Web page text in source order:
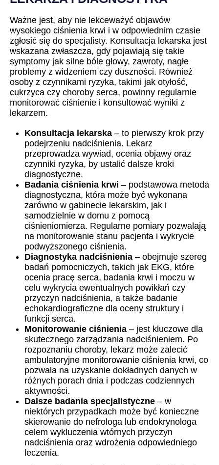
Ważne jest, aby nie lekceważyć objawów
wysokiego ciśnienia krwi i w odpowiednim czasie
zgłosić się do specjalisty. Konsultacja lekarska jest
wskazana zwłaszcza, gdy pojawiają się takie
symptomy jak silne bóle głowy, zawroty, nagłe
problemy z widzeniem czy duszności. Również
osoby z czynnikami ryzyka, takimi jak otyłość,
cukrzyca czy choroby serca, powinny regularnie
monitorować ciśnienie i konsultować wyniki z
lekarzem.
Konsultacja lekarska – to pierwszy krok przy
podejrzeniu nadciśnienia. Lekarz
przeprowadza wywiad, ocenia objawy oraz
czynniki ryzyka, by ustalić dalsze kroki
diagnostyczne.
Badania ciśnienia krwi – podstawowa metoda
diagnostyczna, która może być wykonana
zarówno w gabinecie lekarskim, jak i
samodzielnie w domu z pomocą
ciśnieniomierza. Regularne pomiary pozwalają
na monitorowanie stanu pacjenta i wykrycie
podwyższonego ciśnienia.
Diagnostyka nadciśnienia – obejmuje szereg
badań pomocniczych, takich jak EKG, które
ocenia pracę serca, badania krwi i moczu w
celu wykrycia ewentualnych powikłań czy
przyczyn nadciśnienia, a także badanie
echokardiograficzne dla oceny struktury i
funkcji serca.
Monitorowanie ciśnienia – jest kluczowe dla
skutecznego zarządzania nadciśnieniem. Po
rozpoznaniu choroby, lekarz może zalecić
ambulatoryjne monitorowanie ciśnienia krwi, co
pozwala na uzyskanie dokładnych danych w
różnych porach dnia i podczas codziennych
aktywności.
Dalsze badania specjalistyczne – w
niektórych przypadkach może być konieczne
skierowanie do nefrologa lub endokrynologa
celem wykluczenia wtórnych przyczyn
nadciśnienia oraz wdrożenia odpowiedniego
leczenia.